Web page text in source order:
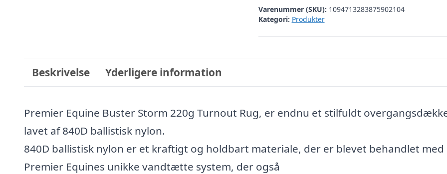
Varenummer (SKU): 1094713283875902104
Kategori: Produkter
Beskrivelse Yderligere information
Premier Equine Buster Storm 220g Turnout Rug, er endnu et stilfuldt
lavet af 840D ballistisk nylon.
840D ballistisk nylon er et kraftigt og holdbart materiale, der er blevet behandlet med
Premier Equines unikke vandtætte system, der også